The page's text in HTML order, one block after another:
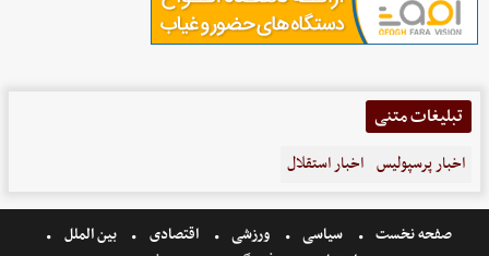
تبلیغات متنی
اخبار پرسپولیس اخبار استقلال
صفحه نخست سیاسی ورزشی اقتصادی
بین الملل